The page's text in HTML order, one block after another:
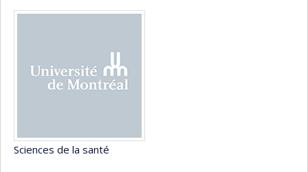
Sciences de la santé